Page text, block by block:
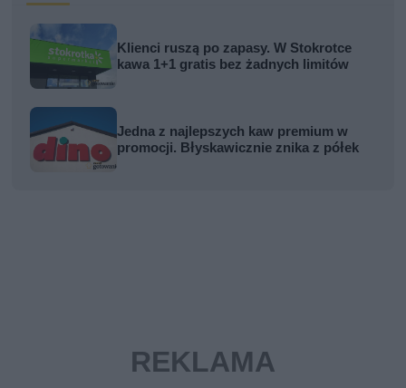
Klienci ruszą po zapasy. W Stokrotce
kawa 1+1 gratis bez żadnych limitów
Jedna z najlepszych kaw premium w
promocji. Błyskawicznie znika z półek